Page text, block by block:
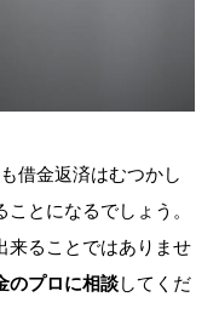
借金返済はむつかし
ことになるでしょう。
来ることではありませ
のプロに相談してくだ